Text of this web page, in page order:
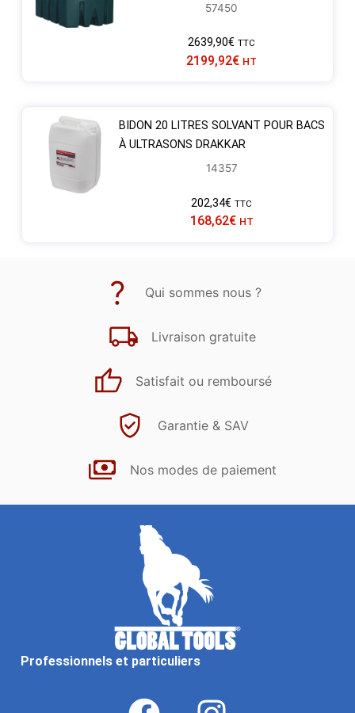
57450
2639,90€ TTC
2199,92€ HT
BIDON 20 LITRES SOLVANT POUR BACS
À ULTRASONS DRAKKAR
14357
202,34€ TTC
168,62€ HT
Qui sommes nous ?
Livraison gratuite
Satisfait ou remboursé
Garantie & SAV
Nos modes de paiement
Professionnels et particuliers